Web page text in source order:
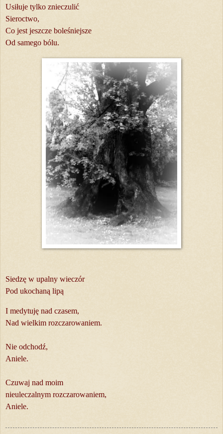
Usiłuje tylko znieczulić
Sieroctwo,
Co jest jeszcze boleśniejsze
Od samego bólu.
Siedzę w upalny wieczór
Pod ukochaną lipą
I medytuję nad czasem,
Nad wielkim rozczarowaniem.
Nie odchodź,
Aniele.
Czuwaj nad moim
nieuleczalnym rozczarowaniem,
Aniele.